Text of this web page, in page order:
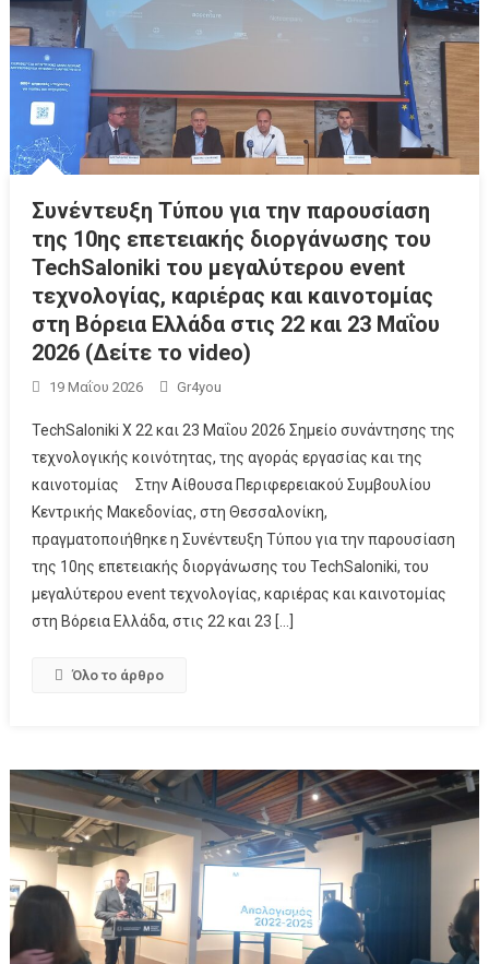
Συνέντευξη Τύπου για την παρουσίαση
της 10ης επετειακής διοργάνωσης του
TechSaloniki του μεγαλύτερου event
τεχνολογίας, καριέρας και καινοτομίας
στη Βόρεια Ελλάδα στις 22 και 23 Μαΐου
2026 (Δείτε το video)
19 Μαΐου 2026 Gr4you
TechSaloniki X 22 και 23 Μαΐου 2026 Σημείο συνάντησης της
τεχνολογικής κοινότητας, της αγοράς εργασίας και της
καινοτομίας Στην Αίθουσα Περιφερειακού Συμβουλίου
Κεντρικής Μακεδονίας, στη Θεσσαλονίκη,
πραγματοποιήθηκε η Συνέντευξη Τύπου για την παρουσίαση
της 10ης επετειακής διοργάνωσης του TechSaloniki, του
μεγαλύτερου event τεχνολογίας, καριέρας και καινοτομίας
στη Βόρεια Ελλάδα, στις 22 και 23 […]
Όλο το άρθρο